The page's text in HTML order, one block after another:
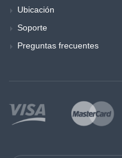
Ubicación
Soporte
Preguntas frecuentes